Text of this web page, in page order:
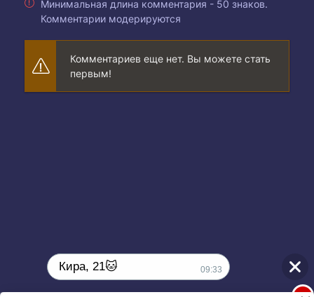
Минимальная длина комментария - 50 знаков.
Комментарии модерируются
Комментариев еще нет. Вы можете стать
первым!
Кира, 21🐱 09:33